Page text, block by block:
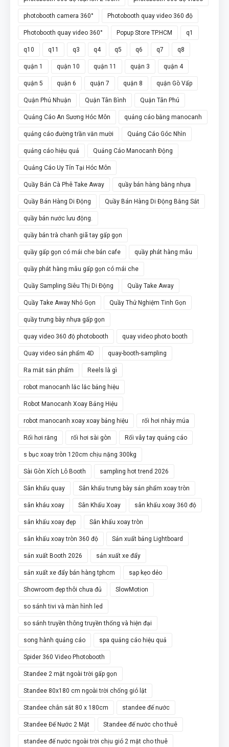
photobooth camera 360° Photobooth quay video 360 độ
Photobooth quay video 360° Popup Store TP.HCM q1
q10 q11 q3 q4 q5 q6 q7 q8
quận 1 quận 10 quận 11 quận 3 quận 4
quận 5 quận 6 quận 7 quận 8 quận Gò Vấp
Quận Phú Nhuận Quận Tân Bình Quận Tân Phú
Quảng Cáo An Sương Hóc Môn quảng cáo bằng manocanh
quảng cáo đường trần văn mười Quảng Cáo Góc Nhìn
quảng cáo hiệu quả Quảng Cáo Manocanh Động
Quảng Cáo Uy Tín Tại Hóc Môn
Quầy Bán Cà Phê Take Away quầy bán hàng bằng nhựa
Quầy Bán Hàng Di Động Quầy Bán Hàng Di Động Bằng Sắt
quầy bán nước lưu động.
quầy bán trà chanh giã tay gấp gọn
quầy gấp gọn có mái che bán cafe quầy phát hàng mẫu
quầy phát hàng mẫu gấp gọn có mái che
Quầy Sampling Siêu Thị Di Động Quầy Take Away
Quầy Take Away Nhỏ Gọn Quầy Thử Nghiệm Tinh Gọn
quầy trưng bày nhựa gấp gọn
quay video 360 độ photobooth quay video photo booth
Quay video sản phẩm 4D quay-booth-sampling
Ra mắt sản phẩm Reels là gì
robot manocanh lắc lắc bảng hiệu
Robot Manocanh Xoay Bảng Hiệu
robot manocanh xoay xoay bảng hiệu rối hơi nhảy múa
Rối hơi răng rối hơi sài gòn Rối vẫy tay quảng cáo
s bục xoay tròn 120cm chịu nặng 300kg
Sài Gòn Xích Lô Booth sampling hot trend 2026
Sân khấu quay Sân khấu trưng bày sản phẩm xoay tròn
sân kháu xoay Sân Khấu Xoay sân khấu xoay 360 độ
sân khấu xoay đẹp Sân khấu xoay tròn
sân khấu xoay tròn 360 độ Sản xuất bảng Lightboard
sản xuất Booth 2026 sản xuất xe đẩy
sản xuất xe đẩy bán hàng tphcm sạp kẹo dẻo
Showroom đẹp thôi chưa đủ SlowMotion
so sánh tivi và màn hình led
so sánh truyền thông truyền thống và hiện đại
song hành quảng cáo spa quảng cáo hiệu quả
Spider 360 Video Photobooth
Standee 2 mặt ngoài trời gấp gọn
Standee 80x180 cm ngoài trời chống gió lật
Standee chân sắt 80 x 180cm standee đế nước
Standee Đế Nước 2 Mặt Standee đế nước cho thuê
standee đế nước ngoài trời chịu gió 2 mặt cho thuê